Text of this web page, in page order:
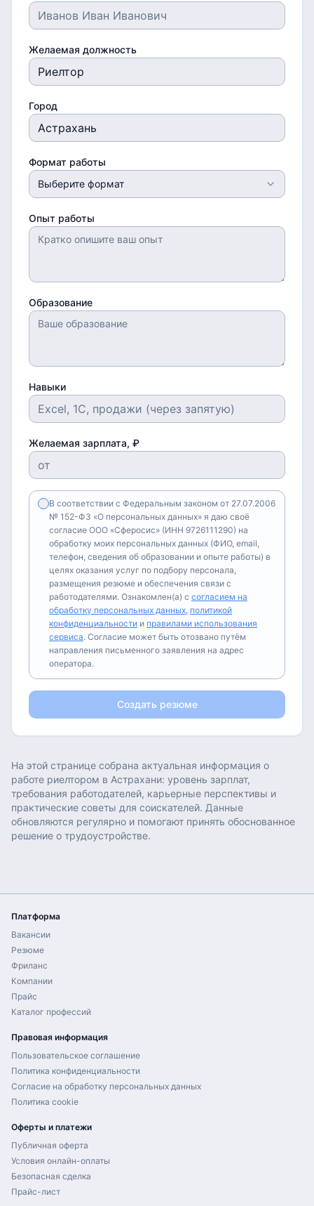
Желаемая должность
Город
Формат работы
Выберите формат
Опыт работы
Образование
Навыки
Желаемая зарплата, ₽
В соответствии с Федеральным законом от 27.07.2006
№ 152-ФЗ «О персональных данных» я даю своё
согласие ООО «Сферосис» (ИНН 9726111290) на
обработку моих персональных данных (ФИО, email,
телефон, сведения об образовании и опыте работы) в
целях оказания услуг по подбору персонала,
размещения резюме и обеспечения связи с
работодателями. Ознакомлен(а) с согласием на
обработку персональных данных, политикой
конфиденциальности и правилами использования
сервиса. Согласие может быть отозвано путём
направления письменного заявления на адрес
оператора.
Создать резюме
На этой странице собрана актуальная информация о
работе риелтором в Астрахани: уровень зарплат,
требования работодателей, карьерные перспективы и
практические советы для соискателей. Данные
обновляются регулярно и помогают принять обоснованное
решение о трудоустройстве.
Платформа
Вакансии
Резюме
Фриланс
Компании
Прайс
Каталог профессий
Правовая информация
Пользовательское соглашение
Политика конфиденциальности
Согласие на обработку персональных данных
Политика cookie
Оферты и платежи
Публичная оферта
Условия онлайн-оплаты
Безопасная сделка
Прайс-лист